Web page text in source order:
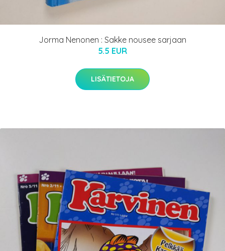
Jorma Nenonen : Sakke nousee sarjaan
5.5 EUR
LISÄTIETOJA